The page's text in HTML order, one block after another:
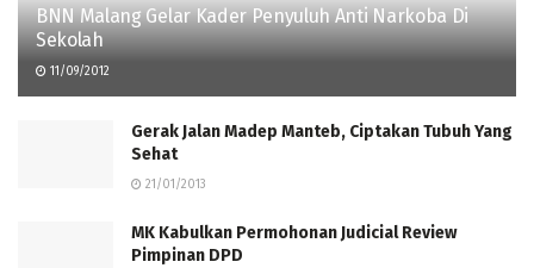
BNN Malang Gelar Kader Penyuluh Anti Narkoba Di
Sekolah
11/09/2012
Gerak Jalan Madep Manteb, Ciptakan Tubuh Yang
Sehat
21/01/2013
MK Kabulkan Permohonan Judicial Review
Pimpinan DPD